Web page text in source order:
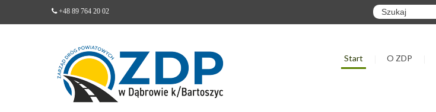
+48 89 764 20 02
Start O ZDP